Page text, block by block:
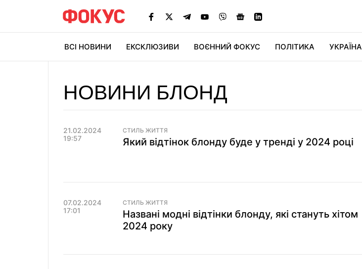
ВСІ НОВИНИ ЕКСКЛЮЗИВИ ВОЄННИЙ ФОКУС ПОЛІТИКА УКРАЇНА
НОВИНИ БЛОНД
21.02.2024
19:57
СТИЛЬ ЖИТТЯ
Який відтінок блонду буде у тренді у 2024 році
07.02.2024
17:01
СТИЛЬ ЖИТТЯ
Названі модні відтінки блонду, які стануть хітом
2024 року